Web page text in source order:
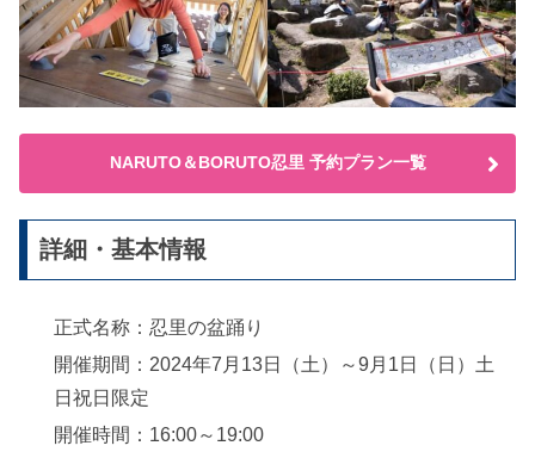
NARUTO＆BORUTO忍里 予約プラン一覧
詳細・基本情報
正式名称：忍里の盆踊り
開催期間：2024年7月13日（土）～9月1日（日）土
日祝日限定
開催時間：16:00～19:00